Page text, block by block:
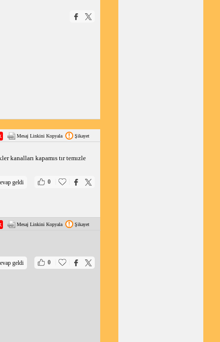
Mesaj Linkini Kopyala Şikayet
kanalları kapamıs tır temızle
0
geldi
Mesaj Linkini Kopyala Şikayet
0
geldi